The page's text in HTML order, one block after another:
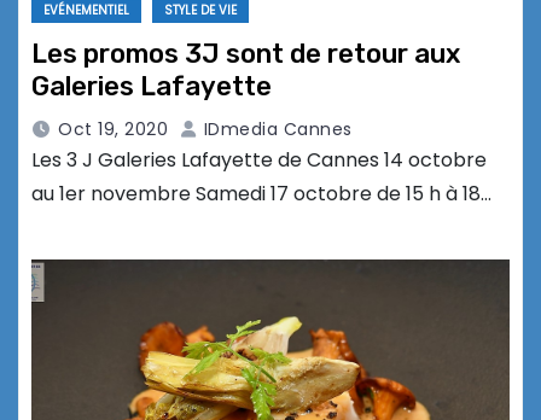
EVÉNEMENTIEL STYLE DE VIE
Les promos 3J sont de retour aux
Galeries Lafayette
Oct 19, 2020 IDmedia Cannes
Les 3 J Galeries Lafayette de Cannes 14 octobre
au 1er novembre Samedi 17 octobre de 15 h à 18…